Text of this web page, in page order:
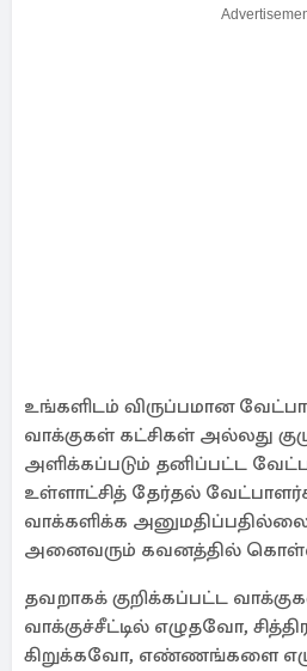
உங்களிடம் விருப்பமான
வாக்குகள் கட்சிகள் அல்லது
அளிக்கப்படும் தனிப்பட்ட
உள்ளாட்சித் தேர்தல்
வாக்களிக்க
அனைவரும் கவனத்தில்
தவறாகக் குறிக்கப்பட்ட
வாக்குச்சீட்டில் எழுதவோ,
கிறுக்கவோ, எண்ணங்களை